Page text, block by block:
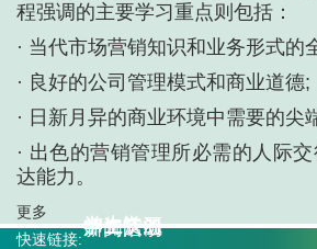
程强调的主要学习重点则包括：
· 当代市场营销知识和业务形式的
· 良好的公司管理模式和商业道德;
· 日新月异的商业环境中需要的尖
· 出色的营销管理所必需的人际
达能力。
更多
学生学习
学生资源
师资队伍
新闻活动
快速链接: